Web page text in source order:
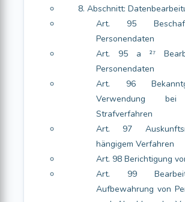
8. Abschnitt:
Art. 95
Personendaten
Art. 95 a ²⁷
Personendaten
Art. 96
Verwendung bei
Strafverfahren
Art. 97
hängigem Verfahren
Art. 98 Berichtigung
Art. 99
Aufbewahrung von